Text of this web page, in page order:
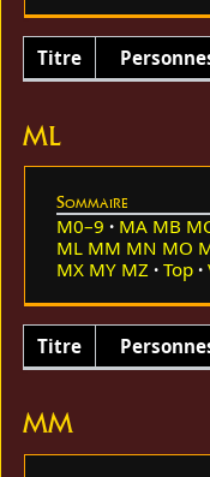
Titre
ML
Sommaire
M0–9 MA MB
ML MM MN MO
MX MY MZ Top
Titre
MM